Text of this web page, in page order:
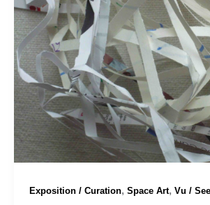
Exposition / Curation, Space Art, Vu /